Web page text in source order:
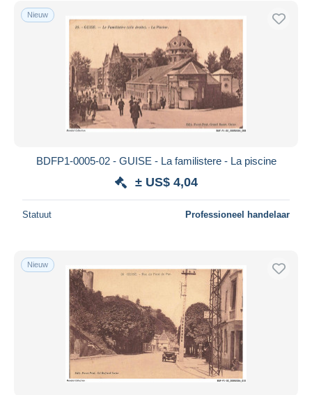
Nieuw
BDFP1-0005-02 - GUISE - La familistere - La piscine
± US$ 4,04
Statuut Professioneel handelaar
Nieuw